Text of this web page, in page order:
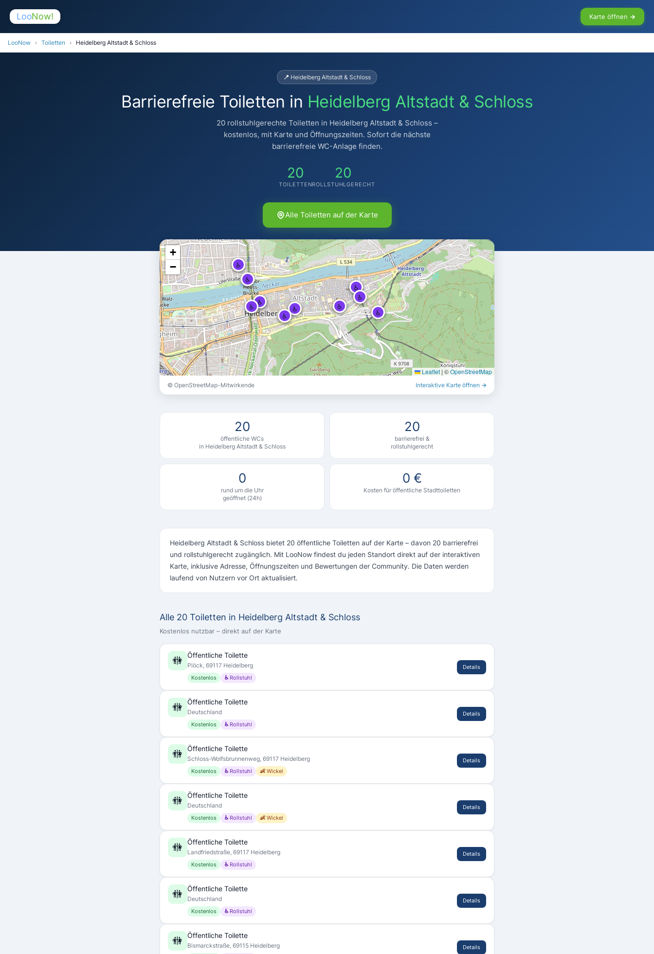
LooNow! Karte öffnen →
LooNow › Toiletten › Heidelberg Altstadt & Schloss
📍 Heidelberg Altstadt & Schloss
Barrierefreie Toiletten in Heidelberg Altstadt & Schloss
20 rollstuhlgerechte Toiletten in Heidelberg Altstadt & Schloss –
kostenlos, mit Karte und Öffnungszeiten. Sofort die nächste
barrierefreie WC-Anlage finden.
20
TOILETTEN
20
ROLLSTUHLGERECHT
Alle Toiletten auf der Karte
♿
♿ ♿
♿
♿
♿
♿
♿ ♿
♿
♿
♿
♿
♿
♿
♿
♿
♿
♿
♿
+
−
Leaflet | ©OpenStreetMap
© OpenStreetMap-Mitwirkende Interaktive Karte öffnen →
20
öffentliche WCs
in Heidelberg Altstadt & Schloss
20
barrierefrei &
rollstuhlgerecht
0
rund um die Uhr
geöffnet (24h)
0 €
Kosten für öffentliche Stadttoiletten
Heidelberg Altstadt & Schloss bietet 20 öffentliche Toiletten auf der Karte – davon 20 barrierefrei
und rollstuhlgerecht zugänglich. Mit LooNow findest du jeden Standort direkt auf der interaktiven
Karte, inklusive Adresse, Öffnungszeiten und Bewertungen der Community. Die Daten werden
laufend von Nutzern vor Ort aktualisiert.
Alle 20 Toiletten in Heidelberg Altstadt & Schloss
Kostenlos nutzbar – direkt auf der Karte
🚻 Öffentliche Toilette
Plöck, 69117 Heidelberg
Kostenlos ♿ Rollstuhl
Details
🚻 Öffentliche Toilette
Deutschland
Kostenlos ♿ Rollstuhl
Details
🚻 Öffentliche Toilette
Schloss-Wolfsbrunnenweg, 69117 Heidelberg
Kostenlos ♿ Rollstuhl 👶 Wickel
Details
🚻 Öffentliche Toilette
Deutschland
Kostenlos ♿ Rollstuhl 👶 Wickel
Details
🚻 Öffentliche Toilette
Landfriedstraße, 69117 Heidelberg
Kostenlos ♿ Rollstuhl
Details
🚻 Öffentliche Toilette
Deutschland
Kostenlos ♿ Rollstuhl
Details
🚻 Öffentliche Toilette
Bismarckstraße, 69115 Heidelberg Details